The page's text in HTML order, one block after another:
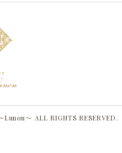
～ ALL RIGHTS RESERVED.